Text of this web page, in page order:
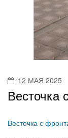
12 МАЯ 2025
Весточка с